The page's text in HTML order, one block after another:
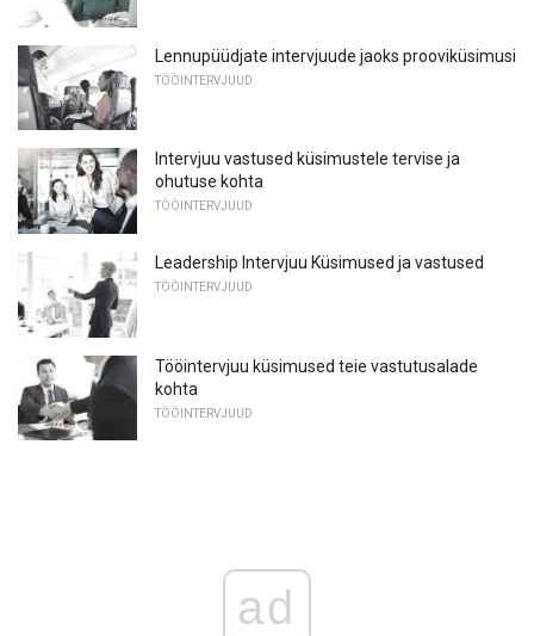
Lennupüüdjate intervjuude jaoks prooviküsimusi
TÖÖINTERVJUUD
Intervjuu vastused küsimustele tervise ja
ohutuse kohta
TÖÖINTERVJUUD
Leadership Intervjuu Küsimused ja vastused
TÖÖINTERVJUUD
Tööintervjuu küsimused teie vastutusalade
kohta
TÖÖINTERVJUUD
ad